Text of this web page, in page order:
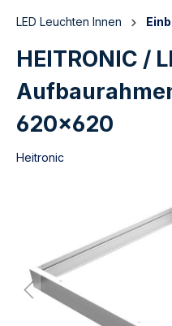
LED Leuchten Innen
HEITRONIC /
620x620
Heitronic